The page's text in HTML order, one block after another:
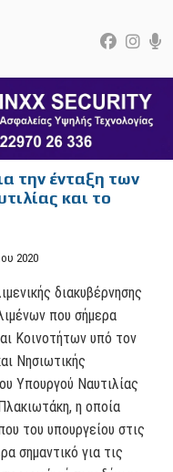
την ένταξη των
και το
2020
διακυβέρνησης
που σήμερα
Κοινοτήτων υπό τον
Νησιωτικής
Υπουργού Ναυτιλίας
η οποία
του υπουργείου στις
σημαντικό για τις